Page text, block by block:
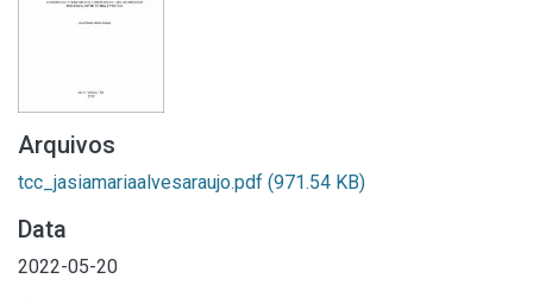
Arquivos
tcc_jasiamariaalvesaraujo.pdf (971.54 KB)
Data
2022-05-20